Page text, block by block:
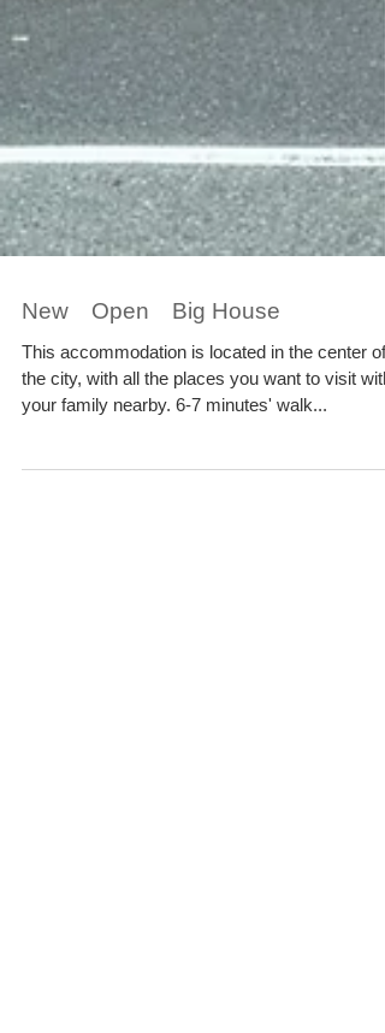
New Open Big House
This accommodation is located in the center of
the city, with all the places you want to visit with